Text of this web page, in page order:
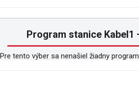
Program stanice Kabel1
Pre tento výber sa nenašiel žiadny